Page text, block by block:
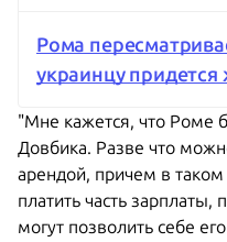
Рома
украинцу
"Мне кажется, что Роме
Довбика. Разве что
арендой, причем в
платить часть зарплаты,
могут позволить себе